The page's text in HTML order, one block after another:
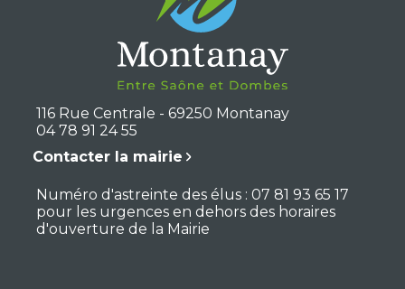
116 Rue Centrale - 69250 Montanay
04 78 91 24 55
Contacter la mairie
Numéro d'astreinte des élus : 07 81 93 65 17
pour les urgences en dehors des horaires
d'ouverture de la Mairie